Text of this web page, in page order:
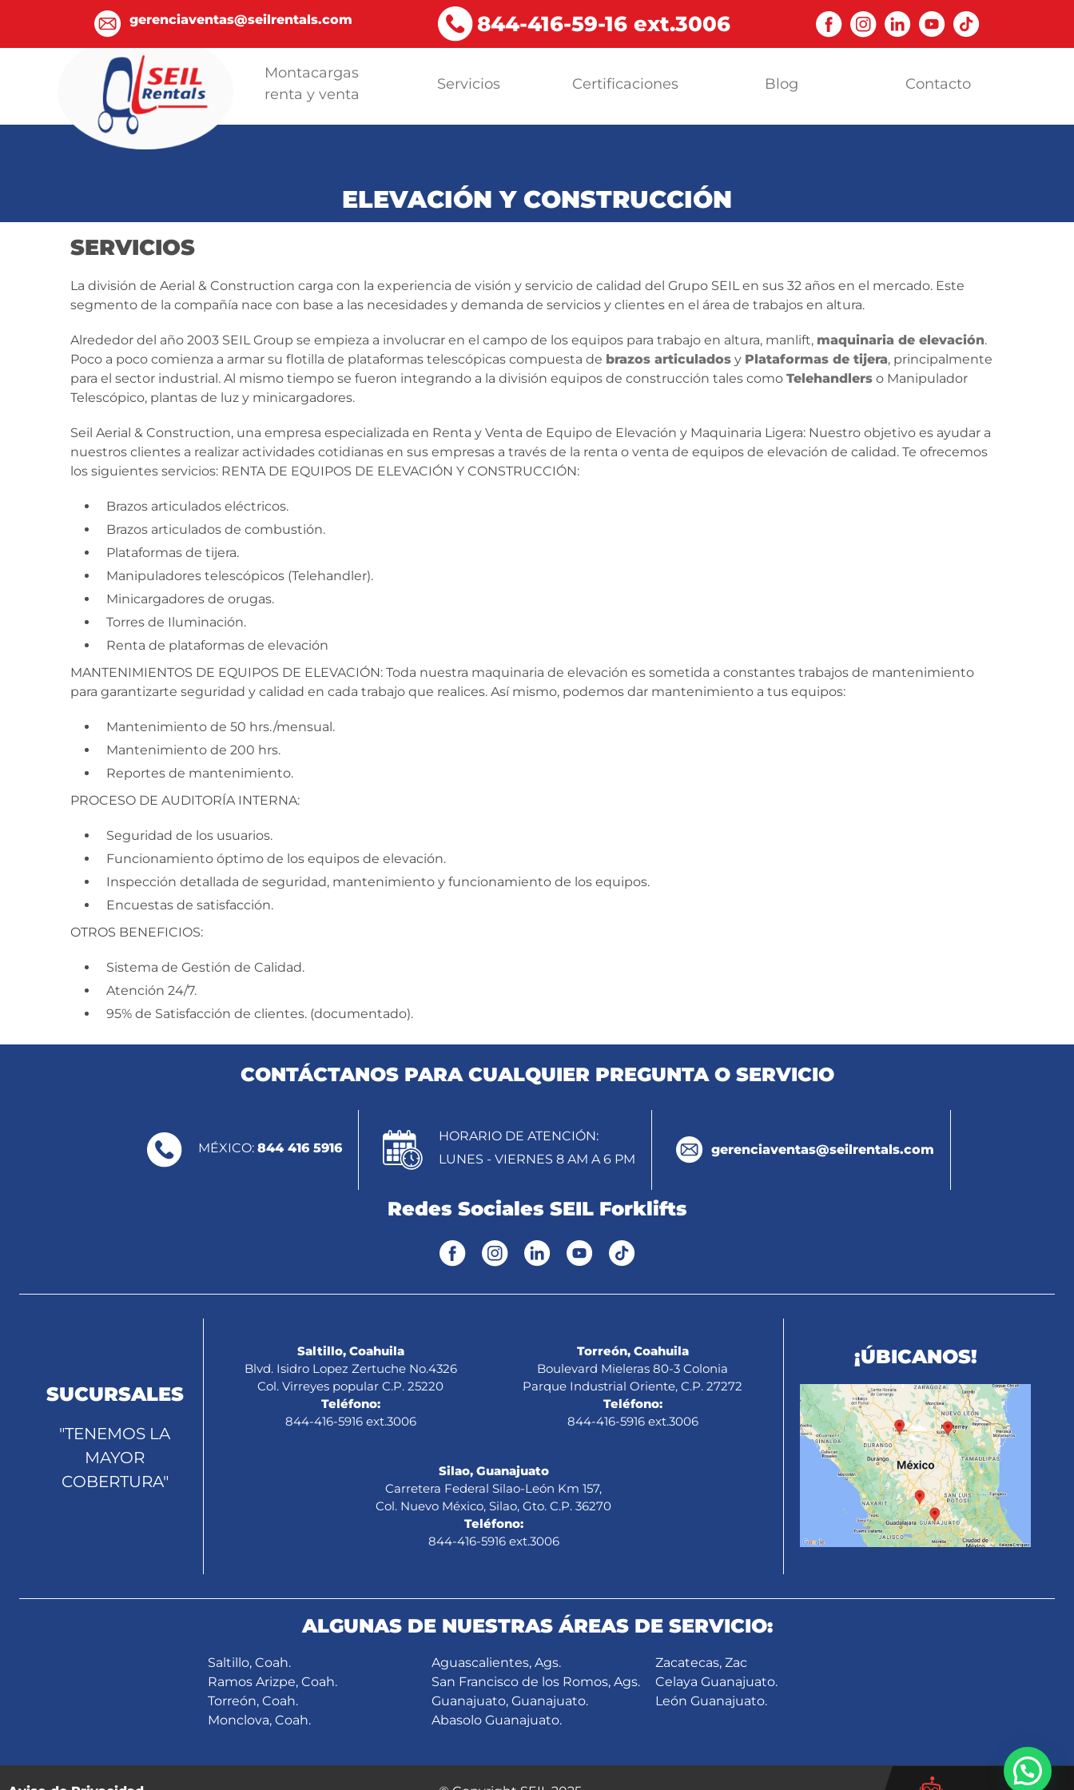
gerenciaventas@seilrentals.com 844-416-59-16 ext.3006
Montacargas
renta y venta
Servicios Certificaciones Blog Contacto
ELEVACIÓN Y CONSTRUCCIÓN
SERVICIOS
La división de Aerial & Construction carga con la experiencia de visión y servicio de calidad del Grupo SEIL en sus 32 años en el mercado. Este
segmento de la compañía nace con base a las necesidades y demanda de servicios y clientes en el área de trabajos en altura.
Alrededor del año 2003 SEIL Group se empieza a involucrar en el campo de los equipos para trabajo en altura, manlift, maquinaria de elevación.
Poco a poco comienza a armar su flotilla de plataformas telescópicas compuesta de brazos articulados y Plataformas de tijera, principalmente
para el sector industrial. Al mismo tiempo se fueron integrando a la división equipos de construcción tales como Telehandlers o Manipulador
Telescópico, plantas de luz y minicargadores.
Seil Aerial & Construction, una empresa especializada en Renta y Venta de Equipo de Elevación y Maquinaria Ligera: Nuestro objetivo es ayudar a
nuestros clientes a realizar actividades cotidianas en sus empresas a través de la renta o venta de equipos de elevación de calidad. Te ofrecemos
los siguientes servicios: RENTA DE EQUIPOS DE ELEVACIÓN Y CONSTRUCCIÓN:
Brazos articulados eléctricos.
Brazos articulados de combustión.
Plataformas de tijera.
Manipuladores telescópicos (Telehandler).
Minicargadores de orugas.
Torres de Iluminación.
Renta de plataformas de elevación
MANTENIMIENTOS DE EQUIPOS DE ELEVACIÓN: Toda nuestra maquinaria de elevación es sometida a constantes trabajos de mantenimiento
para garantizarte seguridad y calidad en cada trabajo que realices. Así mismo, podemos dar mantenimiento a tus equipos:
Mantenimiento de 50 hrs./mensual.
Mantenimiento de 200 hrs.
Reportes de mantenimiento.
PROCESO DE AUDITORÍA INTERNA:
Seguridad de los usuarios.
Funcionamiento óptimo de los equipos de elevación.
Inspección detallada de seguridad, mantenimiento y funcionamiento de los equipos.
Encuestas de satisfacción.
OTROS BENEFICIOS:
Sistema de Gestión de Calidad.
Atención 24/7.
95% de Satisfacción de clientes. (documentado).
CONTÁCTANOS PARA CUALQUIER PREGUNTA O SERVICIO
MÉXICO: 844 416 5916
HORARIO DE ATENCIÓN:
LUNES - VIERNES 8 AM A 6 PM
gerenciaventas@seilrentals.com
Redes Sociales SEIL Forklifts
SUCURSALES
"TENEMOS LA
MAYOR
COBERTURA"
Saltillo, Coahuila
Blvd. Isidro Lopez Zertuche No.4326
Col. Virreyes popular C.P. 25220
Teléfono:
844-416-5916 ext.3006
Torreón, Coahuila
Boulevard Mieleras 80-3 Colonia
Parque Industrial Oriente, C.P. 27272
Teléfono:
844-416-5916 ext.3006
Silao, Guanajuato
Carretera Federal Silao-León Km 157,
Col. Nuevo México, Silao, Gto. C.P. 36270
Teléfono:
844-416-5916 ext.3006
¡ÚBICANOS!
ALGUNAS DE NUESTRAS ÁREAS DE SERVICIO:
Saltillo, Coah.
Ramos Arizpe, Coah.
Torreón, Coah.
Monclova, Coah.
Aguascalientes, Ags.
San Francisco de los Romos, Ags.
Guanajuato, Guanajuato.
Abasolo Guanajuato.
Zacatecas, Zac
Celaya Guanajuato.
León Guanajuato.